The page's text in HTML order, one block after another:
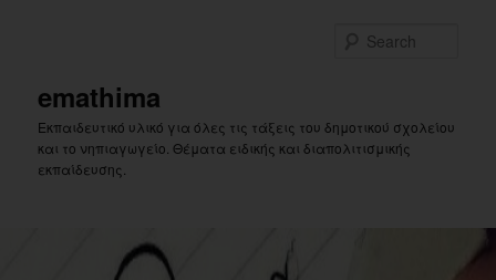
emathima
Εκπαιδευτικό υλικό για όλες τις τάξεις του δημοτικού σχολείου
και το νηπιαγωγείο. Θέματα ειδικής και διαπολιτισμικής
εκπαίδευσης.